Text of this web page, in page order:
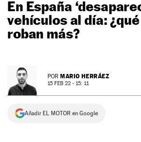
MOTOS
TECNOLOGÍA
SUPERCOCHES
SERVICIOS
NEWSLETTER
SÍGUENOS
En España
vehículos al día:
roban más?
POR MARIO HERRÁEZ
15 FEB 22 - 15: 11
Añadir EL MOTOR en Google